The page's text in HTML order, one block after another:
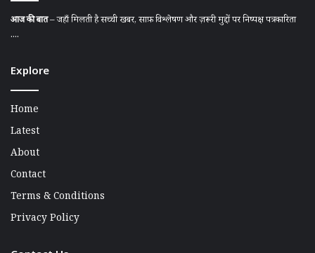
आज की बात– जहाँ मिलती है सच्ची खबर, साफ़ विश्लेषण और ज़रूरी मुद्दों पर निष्पक्ष पत्रकारिता
....
Explore
Home
Latest
About
Contact
Terms & Conditions
Privacy Policy